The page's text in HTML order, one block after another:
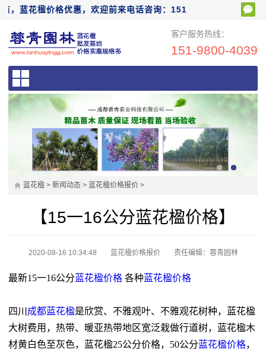
价格优惠，欢迎前来电话咨询：15198004039
客户服务热线：
151-9800-4039
蓝花楹 > 新闻动态 > 蓝花楹价格报价 >
【15一16公分蓝花楹价格】
2020-08-16 10:34:48 蓝花楹价格报价 责任编辑：蓉青园林
最新15一16公分蓝花楹价格 各种蓝花楹价格
四川 成都蓝花楹是欣赏、不雅观叶、不雅观花树种，蓝花楹
大树费用，热带、暖亚热带地区宽泛栽做行道树，蓝花楹木
材黄白色至灰色，蓝花楹25公分价格，50公分蓝花楹价格，